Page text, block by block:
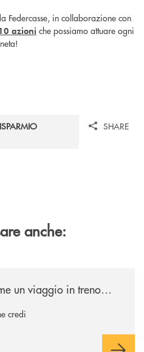
Federcasse, in collaborazione con
azioni che possiamo attuare ogni
SHARE
anche:
un viaggio in treno…
credi